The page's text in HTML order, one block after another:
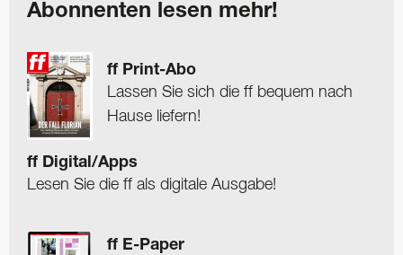
Abonnenten lesen mehr!
ff Print-Abo
Lassen Sie sich die ff bequem nach
Hause liefern!
ff Digital/Apps
Lesen Sie die ff als digitale Ausgabe!
ff E-Paper